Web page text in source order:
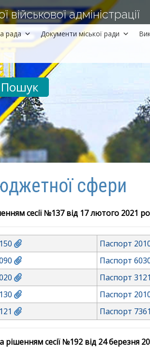
адміністрації
рада Документи міської ради
сфери
сесії №137 від 17 лютого 2021
Паспорт
Паспорт
Паспорт 3121
Паспорт
Паспорт 7361
сесії №192 від 24 березня